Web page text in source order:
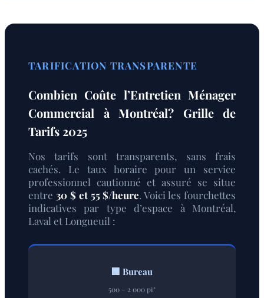
TARIFICATION TRANSPARENTE
Combien Coûte l’Entretien Ménager
Commercial à Montréal? Grille de
Tarifs 2025
Nos tarifs sont transparents, sans frais
cachés. Le taux horaire pour un service
professionnel cautionné et assuré se situe
entre 30 $ et 55 $/heure. Voici les fourchettes
indicatives par type d’espace à Montréal,
Laval et Longueuil :
🏢 Bureau
500 – 2 000 pi²